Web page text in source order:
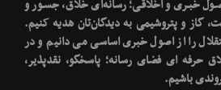
خبـری و اخلاقـی؛ رسانه‌ای خلاق، جسـور و
گاز و پتروشیمی به دیدگان‌تان هدیه کنیم.
را از اصول خبری اساسی می دانیم و در
حرفه ای فضای رسانه؛ پاسخگو، نقدپذیر،
باشیم.